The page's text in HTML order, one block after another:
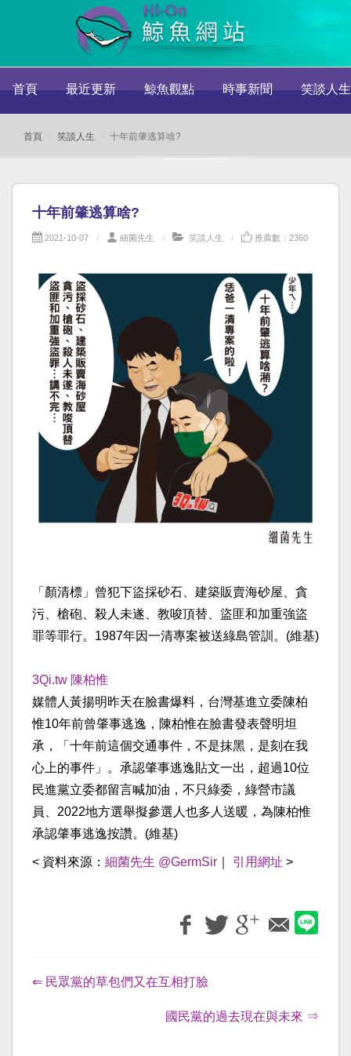
首頁 最近更新 鯨魚觀點 時事新聞 笑談人生
首頁 笑談人生 十年前肇逃算啥?
十年前肇逃算啥?
2021-10-07 細菌先生 笑談人生 推薦數：2360
「顏清標」曾犯下盜採砂石、建築販賣海砂屋、貪
污、槍砲、殺人未遂、教唆頂替、盜匪和加重強盜
罪等罪行。1987年因一清專案被送綠島管訓。(維基)
3Qi.tw 陳柏惟
媒體人黃揚明昨天在臉書爆料，台灣基進立委陳柏
惟10年前曾肇事逃逸，陳柏惟在臉書發表聲明坦
承，「十年前這個交通事件，不是抹黑，是刻在我
心上的事件」。承認肇事逃逸貼文一出，超過10位
民進黨立委都留言喊加油，不只綠委，綠營市議
員、2022地方選舉擬參選人也多人送暖，為陳柏惟
承認肇事逃逸按讚。(維基)
< 資料來源： 細菌先生 @GermSir 引用網址 >
⇐ 民眾黨的草包們又在互相打臉
國民黨的過去現在與未來 ⇒